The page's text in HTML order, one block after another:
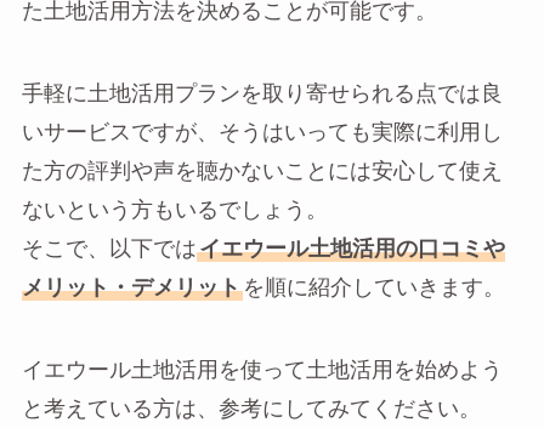
た土地活用方法を決めることが可能です。
手軽に土地活用プランを取り寄せられる点では良
いサービスですが、そうはいっても実際に利用し
た方の評判や声を聴かないことには安心して使え
ないという方もいるでしょう。
そこで、以下ではイエウール土地活用の口コミや
メリット・デメリットを順に紹介していきます。
イエウール土地活用を使って土地活用を始めよう
と考えている方は、参考にしてみてください。